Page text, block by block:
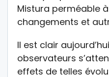
Mistura perméable
changements et
Il est clair
observateurs
effets de telles